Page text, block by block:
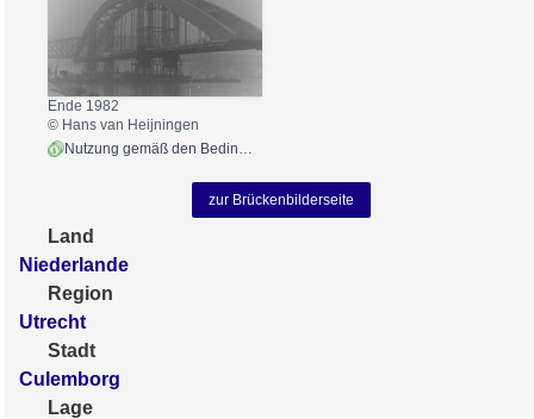
Ende 1982
© Hans van Heijningen
zur Brückenbilderseite
Land
Niederlande
Region
Utrecht
Stadt
Culemborg
Lage